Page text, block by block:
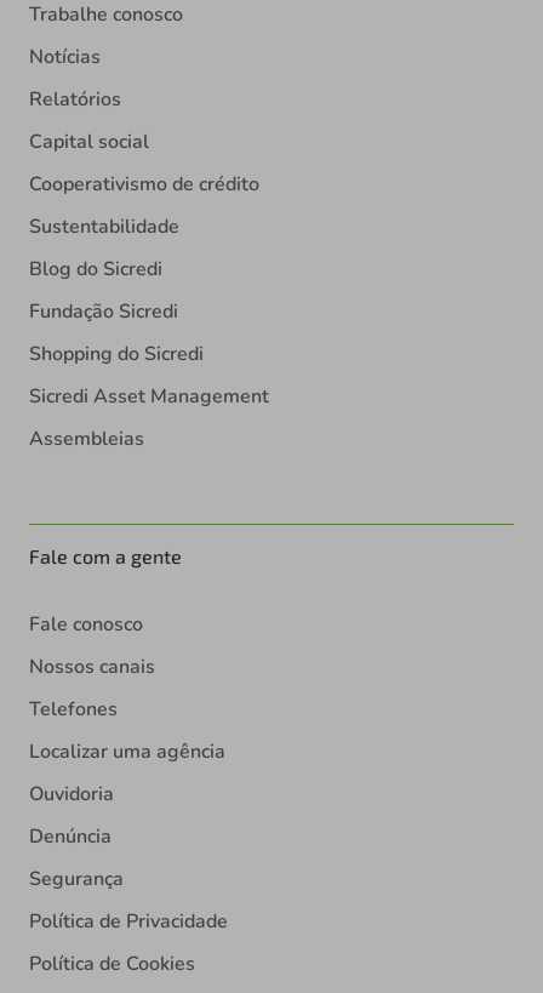
Trabalhe conosco
Notícias
Relatórios
Capital social
Cooperativismo de crédito
Sustentabilidade
Blog do Sicredi
Fundação Sicredi
Shopping do Sicredi
Sicredi Asset Management
Assembleias
Fale com a gente
Fale conosco
Nossos canais
Telefones
Localizar uma agência
Ouvidoria
Denúncia
Segurança
Política de Privacidade
Política de Cookies